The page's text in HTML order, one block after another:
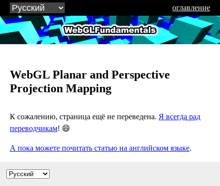
оглавление
WebGLFundamentals.org
WebGL Planar and Perspective
Projection Mapping
К сожалению, страница ещё не переведена. Я всегда рад
переводчикам! 😄
А пока можете почитать статью на английском языке.